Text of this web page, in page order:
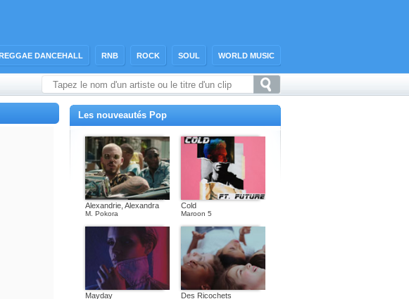
DANCEHALL RNB ROCK SOUL WORLD MUSIC
Les nouveautés Pop
Alexandrie, Alexandra
M. Pokora
Cold
Maroon 5
Mayday Des Ricochets